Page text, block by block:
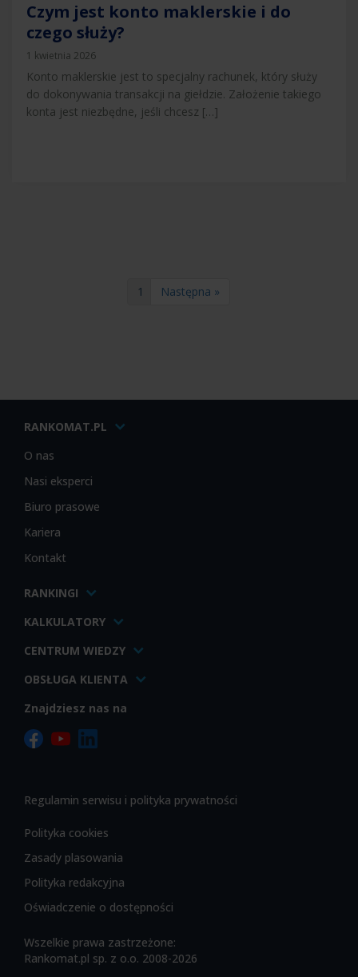
Czym jest konto maklerskie i do
czego służy?
1 kwietnia 2026
Konto maklerskie jest to specjalny rachunek, który służy
do dokonywania transakcji na giełdzie. Założenie takiego
konta jest niezbędne, jeśli chcesz […]
1 Następna »
RANKOMAT.PL
O nas
Nasi eksperci
Biuro prasowe
Kariera
Kontakt
RANKINGI
KALKULATORY
CENTRUM WIEDZY
OBSŁUGA KLIENTA
Znajdziesz nas na
Regulamin serwisu i polityka prywatności
Polityka cookies
Zasady plasowania
Polityka redakcyjna
Oświadczenie o dostępności
Wszelkie prawa zastrzeżone:
Rankomat.pl sp. z o.o. 2008-2026